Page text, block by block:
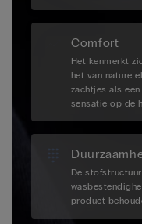
Comfort
Het kenmerkt
het van nature
zachtjes als
sensatie op de
De
product